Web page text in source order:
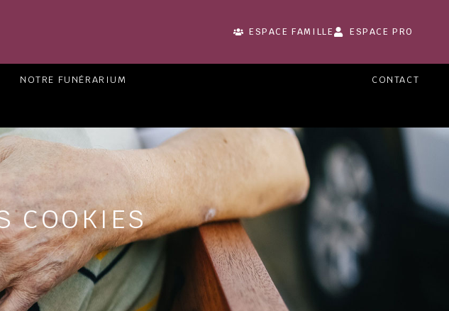
ESPACE FAMILLE ESPACE PRO
NOTRE FUNÉRARIUM CONTACT
COOKIES